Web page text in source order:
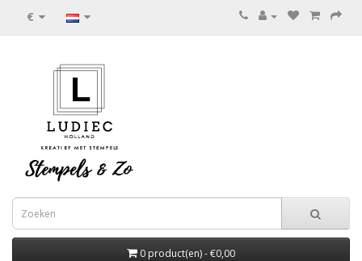
€
0 product(en) - €0,00